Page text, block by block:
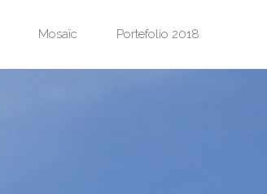
Mosaïc Portefolio 2018